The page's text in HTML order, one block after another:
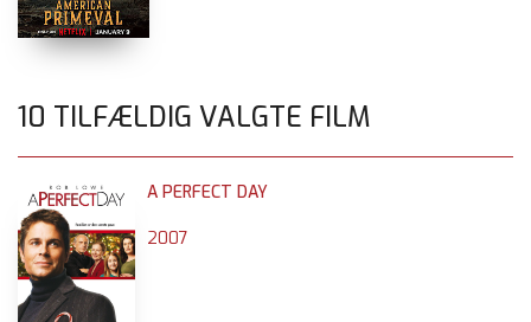
10 TILFÆLDIG VALGTE FILM
A PERFECT DAY
2007